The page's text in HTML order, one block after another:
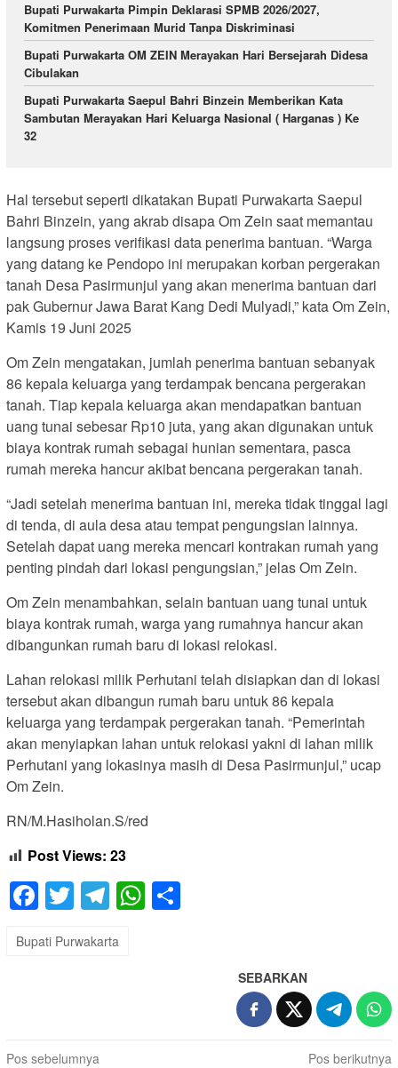
Bupati Purwakarta Pimpin Deklarasi SPMB 2026/2027,
Komitmen Penerimaan Murid Tanpa Diskriminasi
Bupati Purwakarta OM ZEIN Merayakan Hari Bersejarah Didesa
Cibulakan
Bupati Purwakarta Saepul Bahri Binzein Memberikan Kata
Sambutan Merayakan Hari Keluarga Nasional ( Harganas ) Ke
32
Hal tersebut seperti dikatakan Bupati Purwakarta Saepul
Bahri Binzein, yang akrab disapa Om Zein saat memantau
langsung proses verifikasi data penerima bantuan. “Warga
yang datang ke Pendopo ini merupakan korban pergerakan
tanah Desa Pasirmunjul yang akan menerima bantuan dari
pak Gubernur Jawa Barat Kang Dedi Mulyadi,” kata Om Zein,
Kamis 19 Juni 2025
Om Zein mengatakan, jumlah penerima bantuan sebanyak
86 kepala keluarga yang terdampak bencana pergerakan
tanah. Tiap kepala keluarga akan mendapatkan bantuan
uang tunai sebesar Rp10 juta, yang akan digunakan untuk
biaya kontrak rumah sebagai hunian sementara, pasca
rumah mereka hancur akibat bencana pergerakan tanah.
“Jadi setelah menerima bantuan ini, mereka tidak tinggal lagi
di tenda, di aula desa atau tempat pengungsian lainnya.
Setelah dapat uang mereka mencari kontrakan rumah yang
penting pindah dari lokasi pengungsian,” jelas Om Zein.
Om Zein menambahkan, selain bantuan uang tunai untuk
biaya kontrak rumah, warga yang rumahnya hancur akan
dibangunkan rumah baru di lokasi relokasi.
Lahan relokasi milik Perhutani telah disiapkan dan di lokasi
tersebut akan dibangun rumah baru untuk 86 kepala
keluarga yang terdampak pergerakan tanah. “Pemerintah
akan menyiapkan lahan untuk relokasi yakni di lahan milik
Perhutani yang lokasinya masih di Desa Pasirmunjul,” ucap
Om Zein.
RN/M.Hasiholan.S/red
Post Views: 23
Facebook
Twitter
Telegram
WhatsApp
Bupati Purwakarta
SEBARKAN
Navigasi
Pos sebelumnya
Pos berikutnya